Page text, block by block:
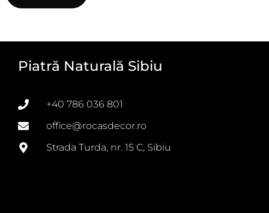
Piatră Naturală Sibiu
+40 786 036 801
office@rocasdecor.ro
Strada Turda, nr. 15 C, Sibiu